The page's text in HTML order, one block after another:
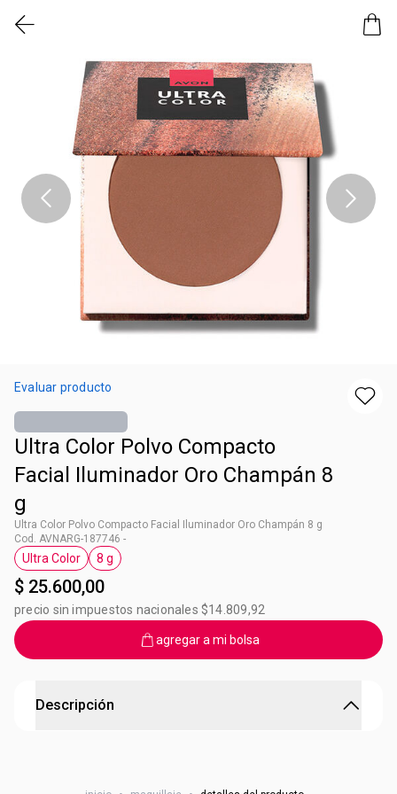
Evaluar producto
Ultra Color Polvo Compacto
Facial Iluminador Oro Champán 8
g
Ultra Color Polvo Compacto Facial Iluminador Oro Champán 8 g
Cod. AVNARG-187746 -
Etiqueta Ultra Color
Ultra Color
Etiqueta 8 g
8 g
$ 25.600,00
precio sin impuestos nacionales $14.809,92
agregar a mi bolsa
Descripción